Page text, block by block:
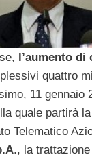
l’aumento di
quattro
11 gennaio
quale partirà la
Telematico
., la